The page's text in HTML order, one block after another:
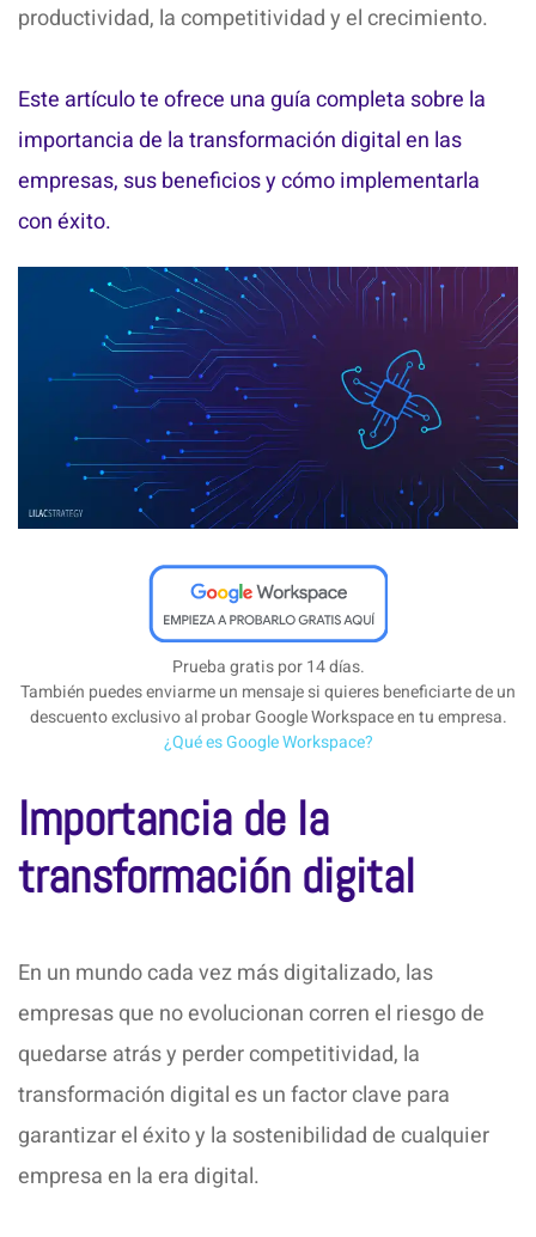
productividad, la competitividad y el crecimiento.
Este artículo te ofrece una guía completa sobre la
importancia de la transformación digital en las
empresas, sus beneficios y cómo implementarla
con éxito.
Prueba gratis por 14 días.
También puedes enviarme un mensaje si quieres beneficiarte de un
descuento exclusivo al probar Google Workspace en tu empresa.
¿Qué es Google Workspace?
Importancia de la
transformación digital
En un mundo cada vez más digitalizado, las
empresas que no evolucionan corren el riesgo de
quedarse atrás y perder competitividad, la
transformación digital es un factor clave para
garantizar el éxito y la sostenibilidad de cualquier
empresa en la era digital.